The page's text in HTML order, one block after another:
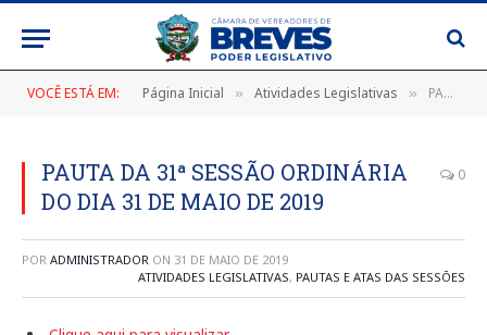
VOCÊ ESTÁ EM: Página Inicial » Atividades Legislativas » PAUTA DA 31ª SESSÃO ORDINÁRIA DO DIA 31 DE MAIO DE 2019
PAUTA DA 31ª SESSÃO ORDINÁRIA
DO DIA 31 DE MAIO DE 2019
0
POR ADMINISTRADOR ON 31 DE MAIO DE 2019
ATIVIDADES LEGISLATIVAS, PAUTAS E ATAS DAS SESSÕES